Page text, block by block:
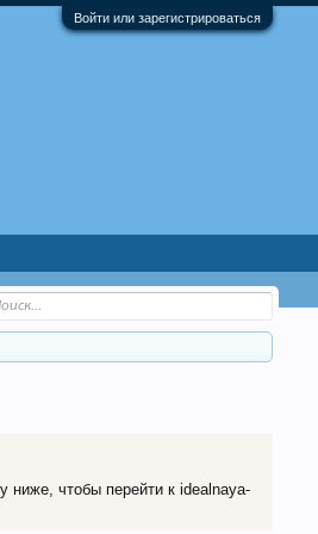
Войти или зарегистрироваться
ниже, чтобы перейти к idealnaya-